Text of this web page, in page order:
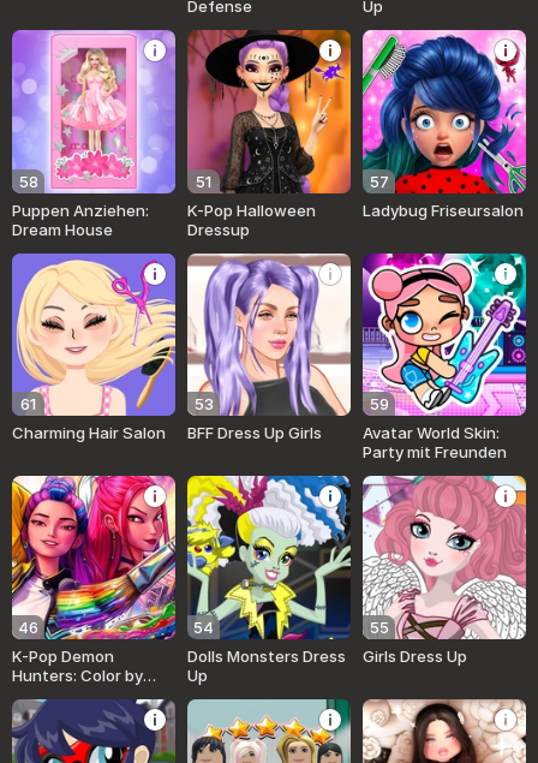
Defense
Up
58
Puppen Anziehen:
Dream House
51
K-Pop Halloween
Dressup
57
Ladybug Friseursalon
61
Charming Hair Salon
53
BFF Dress Up Girls
59
Avatar World Skin:
Party mit Freunden
46
K-Pop Demon
Hunters: Color by
54
Dolls Monsters Dress
Up
55
Girls Dress Up